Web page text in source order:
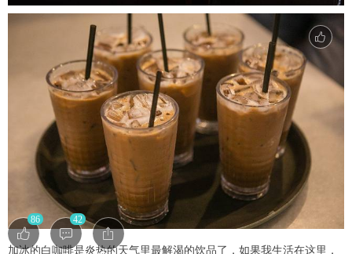
加冰的白咖啡是炎热的天气里最解渴的饮品了，如果我生活在这里，
86 42